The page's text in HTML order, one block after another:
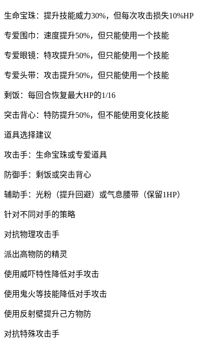
生命宝珠：提升技能威力30%，但每次攻击损失10%HP
专爱围巾：速度提升50%，但只能使用一个技能
专爱眼镜：特攻提升50%，但只能使用一个技能
专爱头带：攻击提升50%，但只能使用一个技能
剩饭：每回合恢复最大HP的1/16
突击背心：特防提升50%，但不能使用变化技能
道具选择建议
攻击手：生命宝珠或专爱道具
防御手：剩饭或突击背心
辅助手：光粉（提升回避）或气息腰带（保留1HP）
针对不同对手的策略
对抗物理攻击手
派出高物防的精灵
使用威吓特性降低对手攻击
使用鬼火等技能降低对手攻击
使用反射壁提升己方物防
对抗特殊攻击手